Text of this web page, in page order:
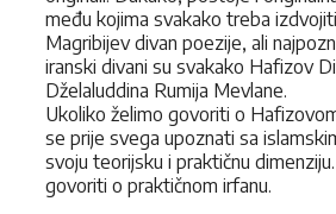
među kojima svakako treba
Magribijev divan poezije, ali
iranski divani su svakako Hafizov
Dželaluddina Rumija Mevlane.
Ukoliko želimo govoriti o
se prije svega upoznati sa
svoju teorijsku i praktičnu
govoriti o praktičnom irfanu.